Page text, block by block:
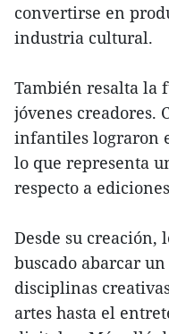
convertirse en
industria cultural.
También resalta la
jóvenes creadores.
infantiles lograron
lo que representa
respecto a
Desde su creación,
buscado abarcar
disciplinas
artes hasta el